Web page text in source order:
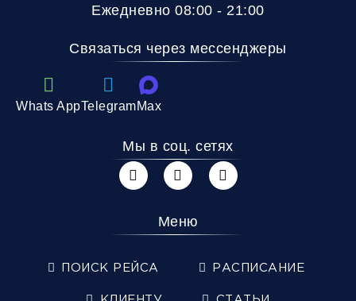
Ежедневно 08:00 - 21:00
Связаться через мессенджеры
Whats AppTelegramMax
Мы в соц. сетях
Меню
ПОИСК РЕЙСА РАСПИСАНИЕ